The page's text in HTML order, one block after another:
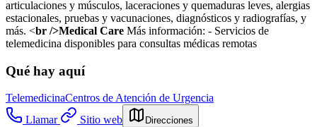
articulaciones y músculos, laceraciones y quemaduras leves, alergias
estacionales, pruebas y vacunaciones, diagnósticos y radiografías, y
más. <br />Medical Care Más información: - Servicios de
telemedicina disponibles para consultas médicas remotas
Qué hay aquí
TelemedicinaCentros de Atención de Urgencia
Llamar
Sitio web Direcciones